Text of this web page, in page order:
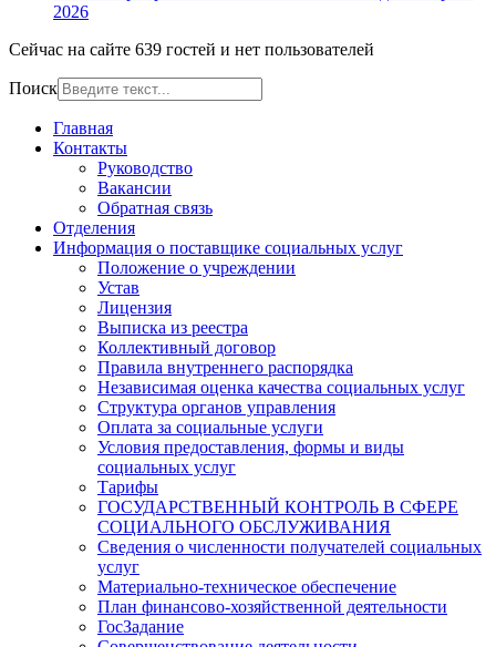
2026
Сейчас на сайте 639 гостей и нет пользователей
Поиск
Главная
Контакты
Руководство
Вакансии
Обратная связь
Отделения
Информация о поставщике социальных услуг
Положение о учреждении
Устав
Лицензия
Выписка из реестра
Коллективный договор
Правила внутреннего распорядка
Независимая оценка качества социальных услуг
Структура органов управления
Оплата за социальные услуги
Условия предоставления, формы и виды
социальных услуг
Тарифы
ГОСУДАРСТВЕННЫЙ КОНТРОЛЬ В СФЕРЕ
СОЦИАЛЬНОГО ОБСЛУЖИВАНИЯ
Сведения о численности получателей социальных
услуг
Материально-техническое обеспечение
План финансово-хозяйственной деятельности
ГосЗадание